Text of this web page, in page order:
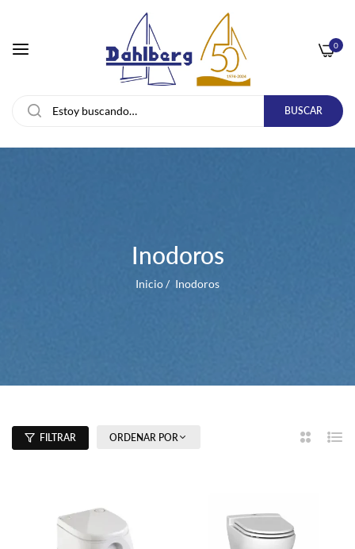
BUSCAR
0
Inodoros
Inicio/ Inodoros
FILTRAR ORDENAR POR
2